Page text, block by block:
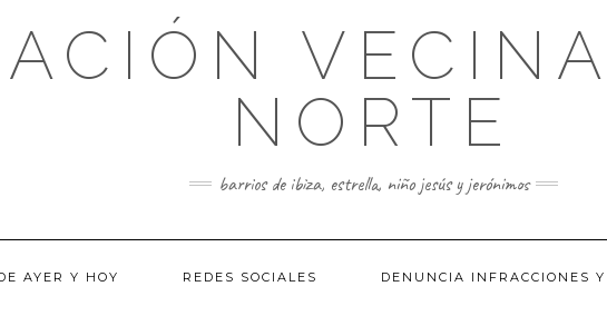
NORTE
barrios de ibiza, estrella, niño jesús y jerónimos
AYER Y HOY REDES SOCIALES DENUNCIA INFRACCIONES